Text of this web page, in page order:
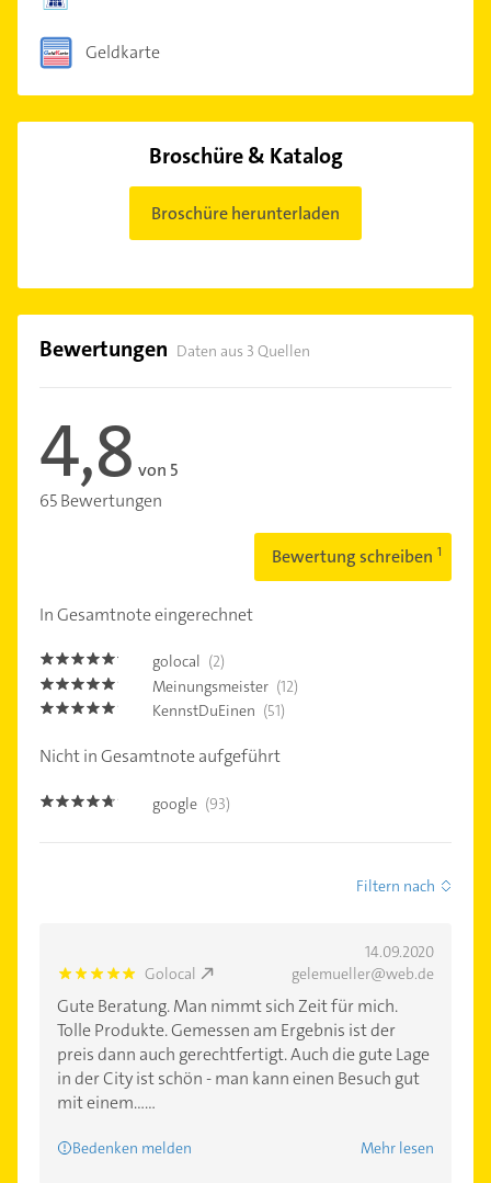
Geldkarte
Broschüre & Katalog
Broschüre herunterladen
Bewertungen Daten aus 3 Quellen
4,8 von 5
65 Bewertungen
Bewertung schreiben
In Gesamtnote eingerechnet
5.0 golocal (2)
4.9 Meinungsmeister (12)
4.8 KennstDuEinen (51)
Nicht in Gesamtnote aufgeführt
4.6 google (93)
Filtern nach
14.09.2020
5.0 Golocal gelemueller@web.de
Gute Beratung. Man nimmt sich Zeit für mich.
Tolle Produkte. Gemessen am Ergebnis ist der
preis dann auch gerechtfertigt. Auch die gute Lage
in der City ist schön - man kann einen Besuch gut
mit einem......
Bedenken melden Mehr lesen